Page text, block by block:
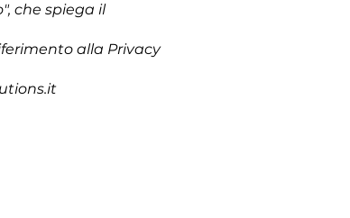
che spiega il
alla Privacy